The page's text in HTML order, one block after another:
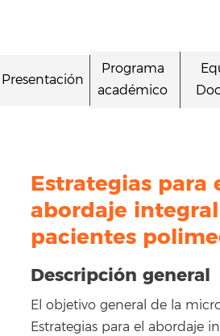
Presentación
Programa
académico
Estrategias para
abordaje
pacientes
Descripción general
El objetivo general de la
Estrategias para el abordaje